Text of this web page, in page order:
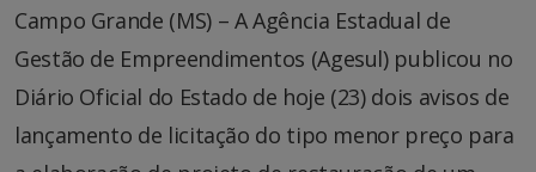
Campo Grande (MS) – A Agência Estadual de
Gestão de Empreendimentos (Agesul) publicou no
Diário Oficial do Estado de hoje (23) dois avisos de
lançamento de licitação do tipo menor preço para